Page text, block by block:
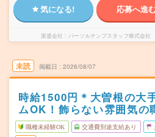
気になる! 応募へ進
派遣会社 パーソルテンプスタッフ株式会社
未読 掲載日 2026/08/07
時給1500円＊大曽根の大
ムOK！飾らない雰囲気の
職種未経験OK 交通費別途支給あり